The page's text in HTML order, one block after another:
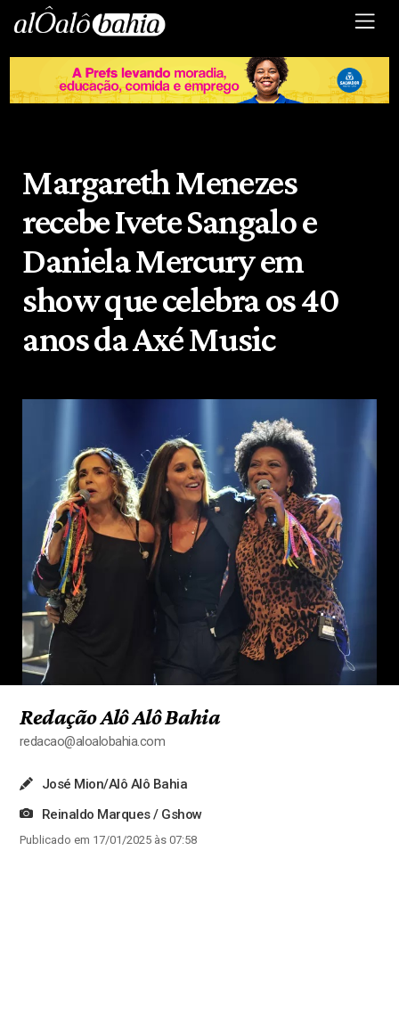
Margareth Menezes
recebe Ivete Sangalo e
Daniela Mercury em
show que celebra os 40
anos da Axé Music
Redação Alô Alô Bahia
redacao@aloalobahia.com
José Mion/Alô Alô Bahia
Reinaldo Marques / Gshow
Publicado em 17/01/2025 às 07:58